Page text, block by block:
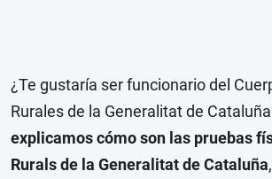
¿Te gustaría ser funcionario del
Rurales de la Generalitat de
explicamos cómo son las pruebas
Rurals de la Generalitat de Cataluña